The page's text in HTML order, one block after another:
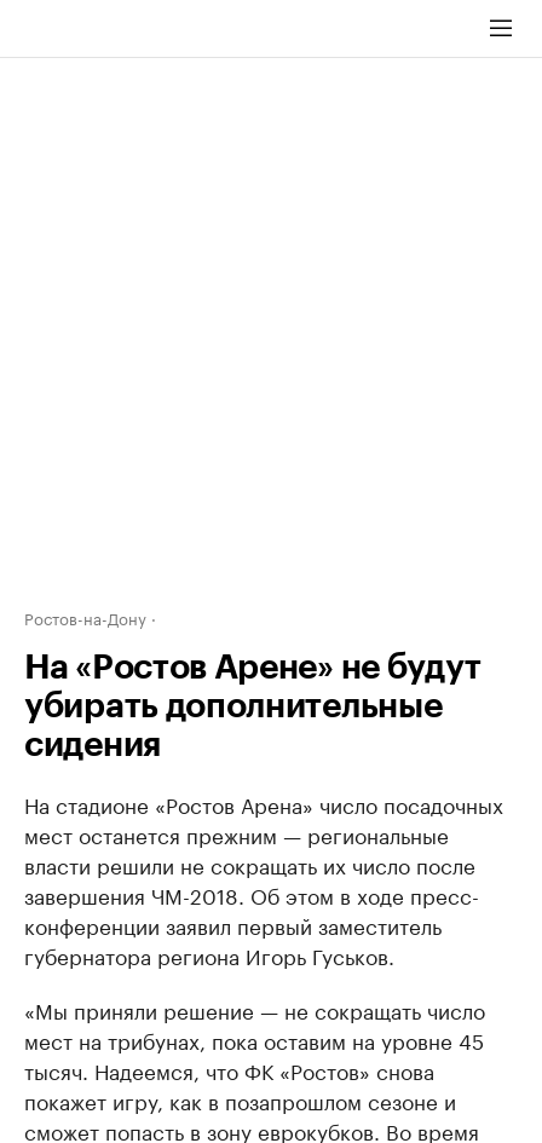
Ростов-на-Дону
На «Ростов Арене» не будут
убирать дополнительные
сидения
На стадионе «Ростов Арена» число посадочных
мест останется прежним — региональные
власти решили не сокращать их число после
завершения ЧМ-2018. Об этом в ходе пресс-
конференции заявил первый заместитель
губернатора региона Игорь Гуськов.
«Мы приняли решение — не сокращать число
мест на трибунах, пока оставим на уровне 45
тысяч. Надеемся, что ФК «Ростов» снова
покажет игру, как в позапрошлом сезоне и
сможет попасть в зону еврокубков. Во время